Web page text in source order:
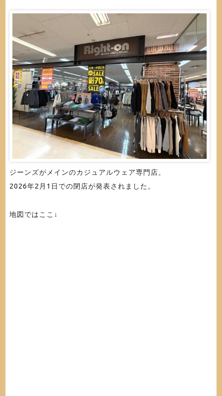
ジーンズがメインのカジュアルウェア専門店。
2026年2月1日での閉店が発表されました。
地図ではここ↓